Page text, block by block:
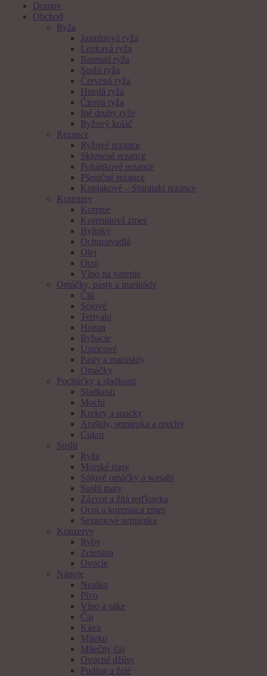
Domov
Obchod
Ryža
Jasmínová ryža
Lepkavá ryža
Basmati ryža
Sushi ryža
Červená ryža
Hnedá ryža
Čierna ryža
Iné druhy ryže
Ryžový koláč
Rezance
Ryžové rezance
Sklenené rezance
Pohánkové rezance
Pšeničné rezance
Konjakové – Shirataki rezance
Koreniny
Korenie
Koreninová zmes
Bylinky
Ochucovadlá
Olej
Ocot
Víno na varenie
Omáčky, pasty a marinády
Čili
Sójové
Teriyaki
Hoisin
Rybacie
Ustricové
Pasty a marinády
Omáčky
Pochúťky a sladkosti
Sladkosti
Mochi
Krekry a snacky
Arašidy, semienka a orechy
Cukor
Sushi
Ryža
Morské riasy
Sójové omáčky a wasabi
Sushi maty
Zázvor a žltá reďkovka
Ocot a koreniaca zmes
Sezamové semienka
Konzervy
Ryby
Zelenina
Ovocie
Nápoje
Nealko
Pivo
Víno a sake
Čaj
Káva
Mlieko
Mliečny čaj
Ovocné džúsy
Puding a želé